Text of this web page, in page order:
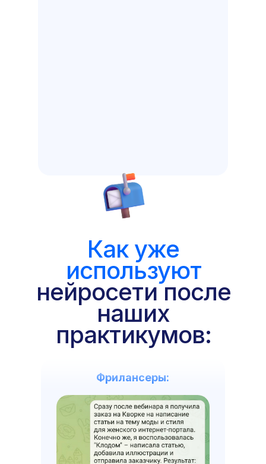
Как уже
используют
нейросети после
наших
практикумов:
Фрилансеры: